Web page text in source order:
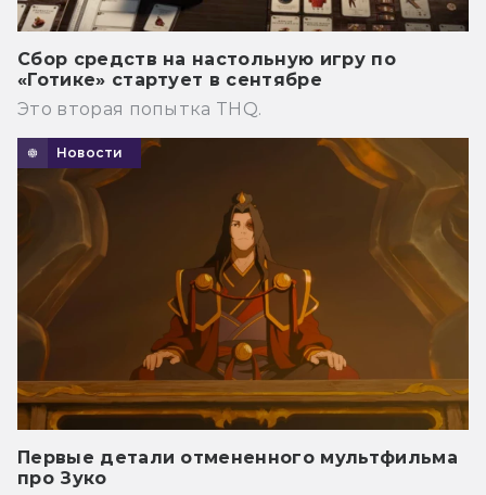
Сбор средств на настольную игру по
«Готике» стартует в сентябре
Это вторая попытка THQ.
Новости
Первые детали отмененного мультфильма
про Зуко